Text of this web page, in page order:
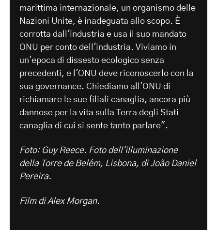
marittima internazionale, un organismo delle
Nazioni Unite, è inadeguata allo scopo. È
corrotta dall'industria e usa il suo mandato
ONU per conto dell'industria. Viviamo in
un'epoca di dissesto ecologico senza
precedenti, e l'ONU deve riconoscerlo con la
sua governance. Chiediamo all'ONU di
richiamare le sue filiali canaglia, ancora più
dannose per la vita sulla Terra degli Stati
canaglia di cui si sente tanto parlare".
Foto: Guy Reece. Foto dell'illuminazione
della Torre de Belém, Lisbona, di João Daniel
Pereira.
Film di Alex Morgan.